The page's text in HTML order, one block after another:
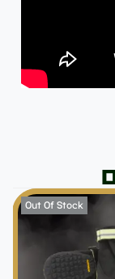
Out Of Stock